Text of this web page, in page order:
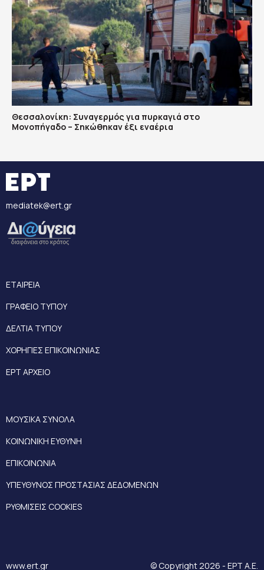
Θεσσαλονίκη: Συναγερμός για πυρκαγιά στο
Μονοπήγαδο – Σηκώθηκαν έξι εναέρια
mediatek@ert.gr
ΕΤΑΙΡΕΙΑ
ΓΡΑΦΕΙΟ ΤΥΠΟΥ
ΔΕΛΤΙΑ ΤΥΠΟΥ
ΧΟΡΗΓΙΕΣ ΕΠΙΚΟΙΝΩΝΙΑΣ
ΕΡΤ ΑΡΧΕΙΟ
ΜΟΥΣΙΚΑ ΣΥΝΟΛΑ
ΚΟΙΝΩΝΙΚΗ ΕΥΘΥΝΗ
ΕΠΙΚΟΙΝΩΝΙΑ
ΥΠΕΥΘΥΝΟΣ ΠΡΟΣΤΑΣΙΑΣ ΔΕΔΟΜΕΝΩΝ
ΡΥΘΜΙΣΕΙΣ COOKIES
www.ert.gr © Copyright 2026 - ΕΡΤ Α.Ε.